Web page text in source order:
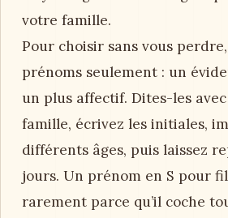
votre famille.
Pour choisir sans vous
prénoms seulement : un
un plus affectif. Dites-les
famille, écrivez les initiales,
différents âges, puis laissez
jours. Un prénom en S pour
rarement parce qu’il coche